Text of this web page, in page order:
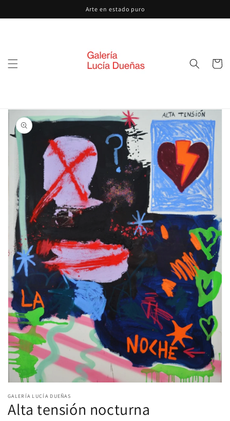
al contenido
Arte en estado puro
Carrito
directamente
a la
información
del producto
elemento
1
en
GALERÍA LUCÍA DUEÑAS
Alta tensión nocturna